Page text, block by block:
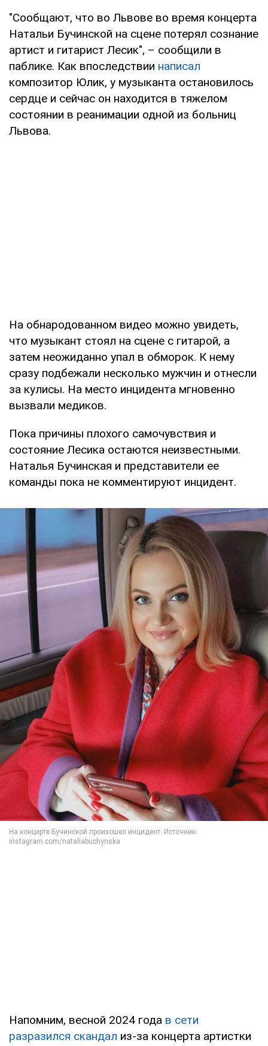
"Сообщают, что во Львове во время концерта
Натальи Бучинской на сцене потерял сознание
артист и гитарист Лесик", – сообщили в
паблике. Как впоследствии написал
композитор Юлик, у музыканта остановилось
сердце и сейчас он находится в тяжелом
состоянии в реанимации одной из больниц
Львова.
На обнародованном видео можно увидеть,
что музыкант стоял на сцене с гитарой, а
затем неожиданно упал в обморок. К нему
сразу подбежали несколько мужчин и отнесли
за кулисы. На место инцидента мгновенно
вызвали медиков.
Пока причины плохого самочувствия и
состояние Лесика остаются неизвестными.
Наталья Бучинская и представители ее
команды пока не комментируют инцидент.
Напомним, весной 2024 года в сети
разразился скандал из-за концерта артистки